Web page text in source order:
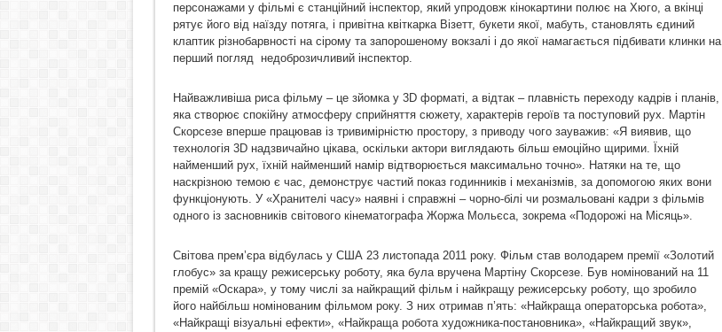
персонажами у фільмі є станційний інспектор, який упродовж кінокартини полює на Хюго, а вкінці
рятує його від наїзду потяга, і привітна квіткарка Візетт, букети якої, мабуть, становлять єдиний
клаптик різнобарвності на сірому та запорошеному вокзалі і до якої намагається підбивати клинки на
перший погляд
недоброзичливий інспектор.
Найважливіша риса фільму – це зйомка у 3D форматі, а відтак – плавність переходу кадрів і планів,
яка створює спокійну атмосферу сприйняття сюжету, характерів героїв та поступовий рух. Мартін
Скорсезе вперше працював із тривимірністю простору, з приводу чого зауважив: «Я виявив, що
технологія 3D надзвичайно цікава, оскільки актори виглядають більш емоційно щирими. Їхній
найменший рух, їхній найменший намір відтворюється максимально точно». Натяки на те, що
наскрізною темою є час, демонструє частий показ годинників і механізмів, за допомогою яких вони
функціонують. У «Хранителі часу» наявні і справжні – чорно-білі чи розмальовані кадри з фільмів
одного із засновників світового кінематографа Жоржа Мольєса, зокрема «Подорожі на Місяць».
Світова прем’єра відбулась у США 23 листопада 2011 року. Фільм став володарем премії «Золотий
глобус» за кращу режисерську роботу, яка була вручена Мартіну Скорсезе. Був номінований на 11
премій «Оскара», у тому числі за найкращий фільм і найкращу режисерську роботу, що зробило
його найбільш номінованим фільмом року. З них отримав п’ять: «Найкраща операторська робота»,
«Найкращі візуальні ефекти», «Найкраща робота художника-постановника», «Найкращий звук»,